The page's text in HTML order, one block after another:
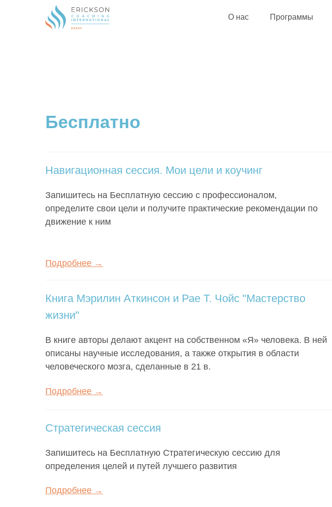
Программы
О нас
Бесплатно
Навигационная сессия. Мои цели и коучинг
Запишитесь на Бесплатную сессию с профессионалом,
определите свои цели и получите практические рекомендации по
движение к ним
Книга Мэрилин Аткинсон и Рае Т. Чойс "Мастерство
жизни"
В книге авторы делают акцент на собственном «Я» человека. В ней
описаны научные исследования, а также открытия в области
человеческого мозга, сделанные в 21 в.
Подробнее →
Подробнее →
Стратегическая сессия
Запишитесь на Бесплатную Стратегическую сессию для
определения целей и путей лучшего развития
Подробнее →